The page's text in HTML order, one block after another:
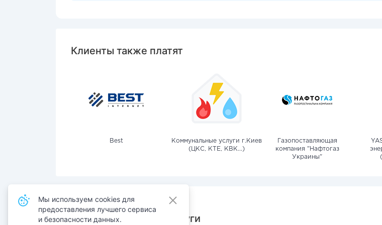
Клиенты также платят
Best
Коммунальные услуги г.Киев
(ЦКС, КТЕ, КВК...)
Газопоставляющая
компания "Нафтогаз
Украины"
Также оплачивают услуги
Мы используем cookies для
предоставления лучшего сервиса
и безопасности данных.